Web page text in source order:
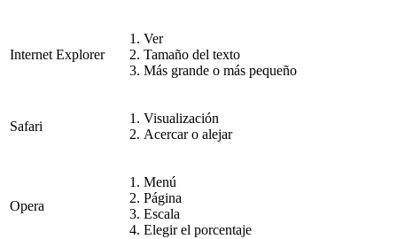
Internet Explorer
Ver
Tamaño del texto
Más grande o más pequeño
Safari
Visualización
Acercar o alejar
Opera
Menú
Página
Escala
Elegir el porcentaje